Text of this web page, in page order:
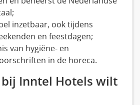
inzetbaar, ook tijdens
en feestdagen;
van hygiëne- en
in de horeca.
Inntel Hotels wilt